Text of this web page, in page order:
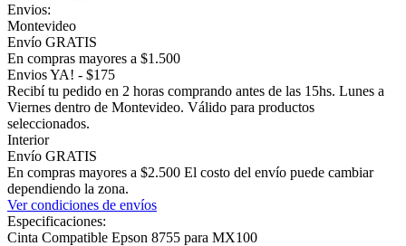
Envios:
Montevideo
Envío GRATIS
En compras mayores a $1.500
Envios YA! - $175
Recibí tu pedido en 2 horas comprando antes de las 15hs. Lunes a
Viernes dentro de Montevideo. Válido para productos
seleccionados.
Interior
Envío GRATIS
En compras mayores a $2.500 El costo del envío puede cambiar
dependiendo la zona.
Ver condiciones de envíos
Especificaciones:
Cinta Compatible Epson 8755 para MX100